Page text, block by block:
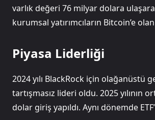
varlık değeri 76 milyar dolara
kurumsal yatırımcıların Bitcoin’e
Piyasa Liderliği
2024 yılı BlackRock için olağanüstü
tartışmasız lideri oldu. 2025 yılının
dolar giriş yapıldı. Aynı dönemde